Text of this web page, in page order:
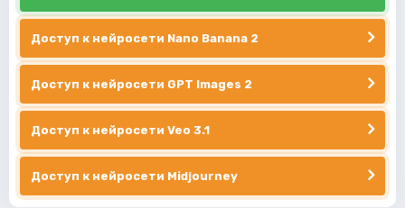
Доступ к нейросети Nano Banana 2
Доступ к нейросети GPT Images 2
Доступ к нейросети Veo 3.1
Доступ к нейросети Midjourney